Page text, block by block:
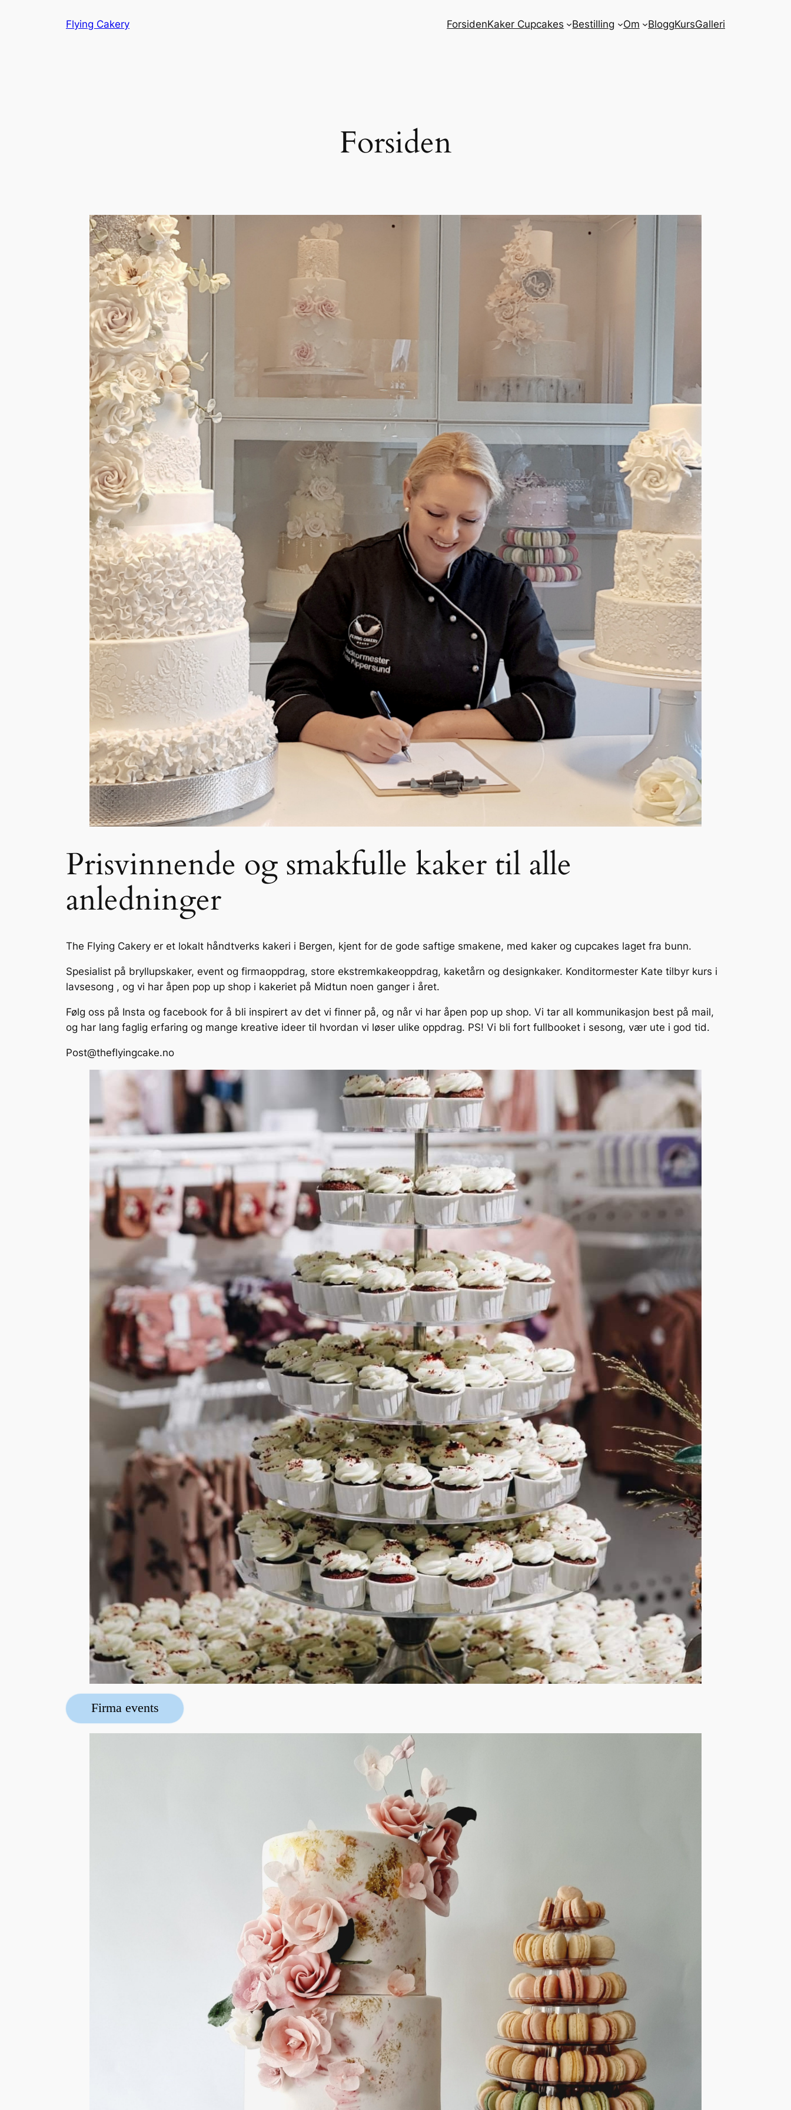
Flying Cakery ForsidenKaker Cupcakes Bestilling Om BloggKursGalleri
Forsiden
Prisvinnende og smakfulle kaker til alle
anledninger
The Flying Cakery er et lokalt håndtverks kakeri i Bergen, kjent for de gode saftige smakene, med kaker og cupcakes laget fra bunn.
Spesialist på bryllupskaker, event og firmaoppdrag, store ekstremkakeoppdrag, kaketårn og designkaker. Konditormester Kate tilbyr kurs i
lavsesong , og vi har åpen pop up shop i kakeriet på Midtun noen ganger i året.
Følg oss på Insta og facebook for å bli inspirert av det vi finner på, og når vi har åpen pop up shop. Vi tar all kommunikasjon best på mail,
og har lang faglig erfaring og mange kreative ideer til hvordan vi løser ulike oppdrag. PS! Vi bli fort fullbooket i sesong, vær ute i god tid.
Post@theflyingcake.no
Firma events